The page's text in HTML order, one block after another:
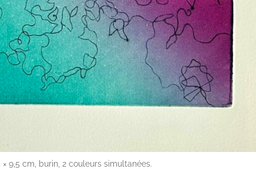
× 9,5 cm, burin, 2 couleurs simultanées.